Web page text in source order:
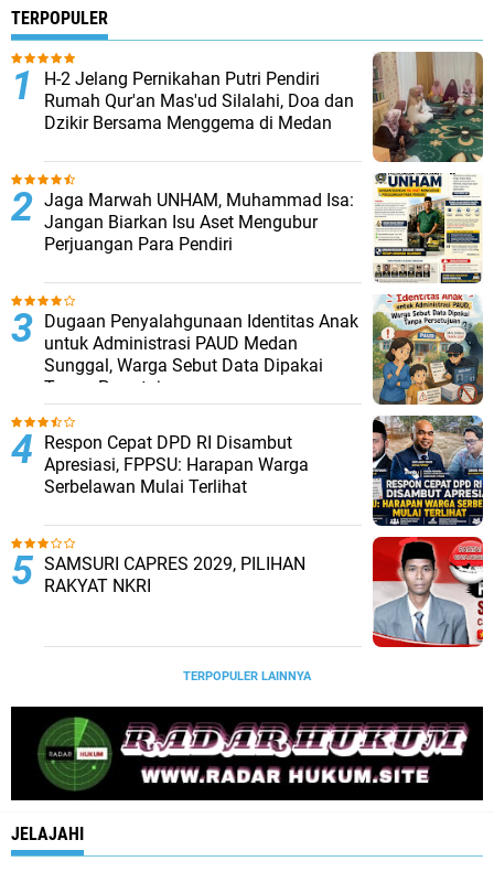
TERPOPULER
H-2 Jelang Pernikahan Putri Pendiri
Rumah Qur'an Mas'ud Silalahi, Doa dan
Dzikir Bersama Menggema di Medan
Jaga Marwah UNHAM, Muhammad Isa:
Jangan Biarkan Isu Aset Mengubur
Perjuangan Para Pendiri
Dugaan Penyalahgunaan Identitas Anak
untuk Administrasi PAUD Medan
Sunggal, Warga Sebut Data Dipakai
Tanpa Persetujuan
Respon Cepat DPD RI Disambut
Apresiasi, FPPSU: Harapan Warga
Serbelawan Mulai Terlihat
SAMSURI CAPRES 2029, PILIHAN
RAKYAT NKRI
TERPOPULER LAINNYA
JELAJAHI